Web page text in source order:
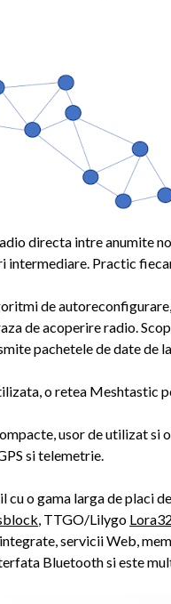
directa intre anumite
Practic
de
de acoperire radio.
pachetele de date de
o retea Meshtastic
usor de utilizat si
si telemetrie.
o gama larga de placi
, TTGO/Lilygo
servicii Web,
Bluetooth si este